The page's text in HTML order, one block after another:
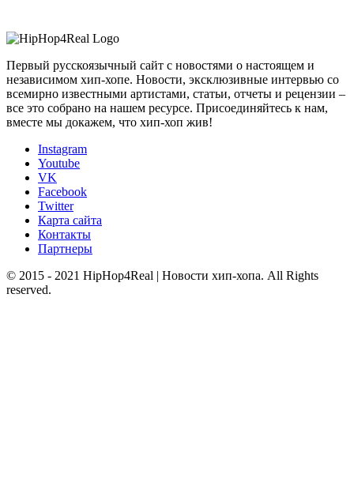
Первый русскоязычный сайт с новостями о настоящем и
независимом хип-хопе. Новости, эксклюзивные интервью со
всемирно известными артистами, статьи, отчеты и рецензии –
все это собрано на нашем ресурсе. Присоединяйтесь к нам,
вместе мы докажем, что хип-хоп жив!
Instagram
Youtube
VK
Facebook
Twitter
Карта сайта
Контакты
Партнеры
© 2015 - 2021 HipHop4Real | Новости хип-хопа. All Rights
reserved.